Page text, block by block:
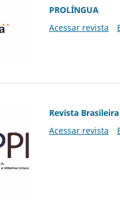
PROLÍNGUA
Acessar revista
Revista
Acessar revista